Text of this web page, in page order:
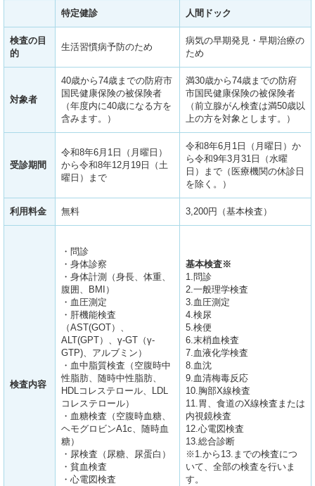
特定健診 人間ドック
検査の目
的
生活習慣病予防のため
病気の早期発見・早期治療の
ため
対象者
40歳から74歳までの防府市
国民健康保険の被保険者
（年度内に40歳になる方を
含みます。）
満30歳から74歳までの防府
市国民健康保険の被保険者
（前立腺がん検査は満50歳以
上の方を対象とします。）
受診期間
令和8年6月1日（月曜日）
から令和8年12月19日（土
曜日）まで
令和8年6月1日（月曜日）か
ら令和9年3月31日（水曜
日）まで（医療機関の休診日
を除く。）
利用料金 無料 3,200円（基本検査）
検査内容
・問診
・身体診察
・身体計測（身長、体重、
腹囲、BMI）
・血圧測定
・肝機能検査
（AST(GOT）、
ALT(GPT）、γ-GT（γ-
GTP)、アルブミン）
・血中脂質検査（空腹時中
性脂肪、随時中性脂肪、
HDLコレステロール、LDL
コレステロール）
・血糖検査（空腹時血糖、
ヘモグロビンA1c、随時血
糖）
・尿検査（尿糖、尿蛋白）
・貧血検査
・心電図検査
基本検査※
1.問診
2.一般理学検査
3.血圧測定
4.検尿
5.検便
6.末梢血検査
7.血液化学検査
8.血沈
9.血清梅毒反応
10.胸部X線検査
11.胃、食道のX線検査または
内視鏡検査
12.心電図検査
13.総合診断
※1.から13.までの検査につ
いて、全部の検査を行いま
す。